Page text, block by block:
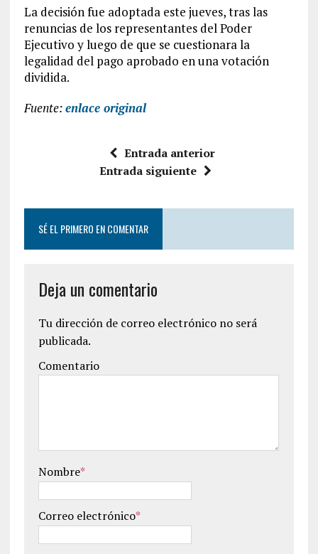
La decisión fue adoptada este jueves, tras las
renuncias de los representantes del Poder
Ejecutivo y luego de que se cuestionara la
legalidad del pago aprobado en una votación
dividida.
Fuente:enlace original
Entrada anterior
Entrada siguiente
SÉ EL PRIMERO EN COMENTAR
Deja un comentario
Tu dirección de correo electrónico no será
publicada.
Comentario
Nombre*
Correo electrónico*